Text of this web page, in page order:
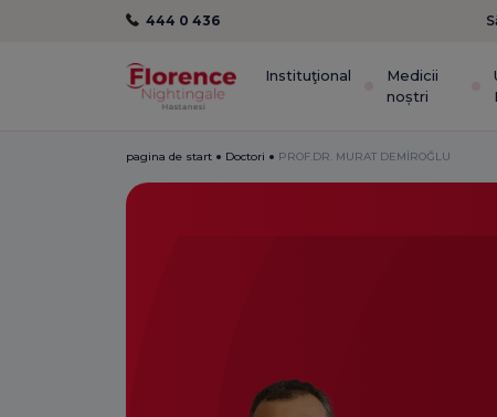
444 0 436
Instituţional
Medicii
noștri
pagina de start Doctori PROF.DR. MURAT DEMİROĞLU